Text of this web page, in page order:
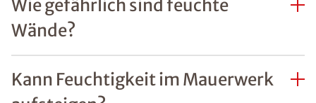
Wie gefährlich sind feuchte
Wände?
Kann Feuchtigkeit im Mauerwerk